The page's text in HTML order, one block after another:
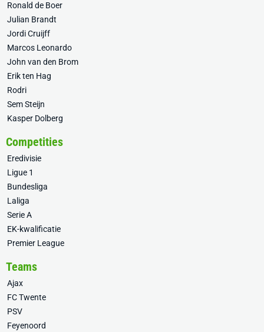
Ronald de Boer
Julian Brandt
Jordi Cruijff
Marcos Leonardo
John van den Brom
Erik ten Hag
Rodri
Sem Steijn
Kasper Dolberg
Competities
Eredivisie
Ligue 1
Bundesliga
Laliga
Serie A
EK-kwalificatie
Premier League
Teams
Ajax
FC Twente
PSV
Feyenoord